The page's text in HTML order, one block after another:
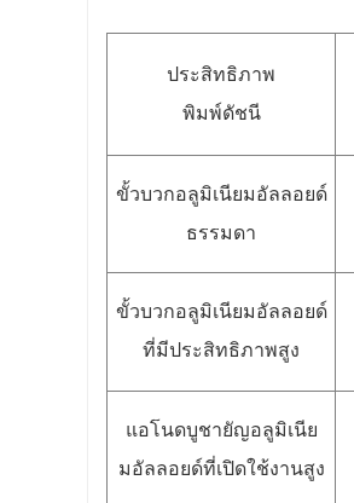
ประสิทธิภาพ
พิมพ์ดัชนี
ขั้วบวกอลูมิเนียมอัลลอยด์
ธรรมดา
ขั้วบวกอลูมิเนียมอัลลอยด์
ที่มีประสิทธิภาพสูง
แอโนดบูชายัญอลูมิเนีย
มอัลลอยด์ที่เปิดใช้งานสูง